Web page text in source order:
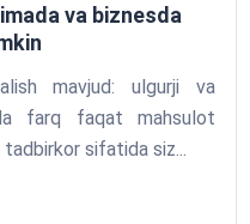
va biznesda
mavjud: ulgurji va
farq faqat mahsulot
sifatida siz...